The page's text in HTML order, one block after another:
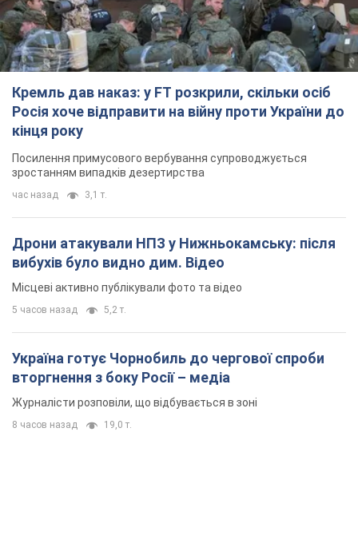
зростанням випадків дезертирства
час назад 3,1 т.
Дрони атакували НПЗ у Нижньокамську: після
вибухів було видно дим. Відео
Місцеві активно публікували фото та відео
5 часов назад
Україна готує Чорнобиль до чергової спроби
вторгнення з боку Росії – медіа
Журналісти розповіли, що відбувається в зоні
8 часов назад 19,0 т.